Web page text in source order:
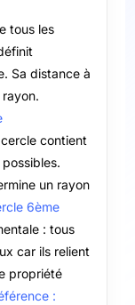
tous les
Sa distance à
contient
un rayon
6ème
: tous
car ils relient
propriété
: